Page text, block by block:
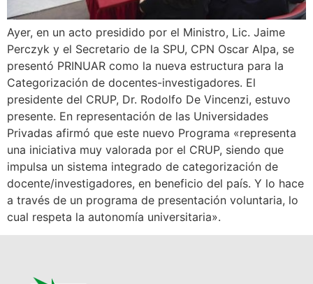
Ayer, en un acto presidido por el Ministro, Lic. Jaime
Perczyk y el Secretario de la SPU, CPN Oscar Alpa, se
presentó PRINUAR como la nueva estructura para la
Categorización de docentes-investigadores. El
presidente del CRUP, Dr. Rodolfo De Vincenzi, estuvo
presente. En representación de las Universidades
Privadas afirmó que este nuevo Programa «representa
una iniciativa muy valorada por el CRUP, siendo que
impulsa un sistema integrado de categorización de
docente/investigadores, en beneficio del país. Y lo hace
a través de un programa de presentación voluntaria, lo
cual respeta la autonomía universitaria».